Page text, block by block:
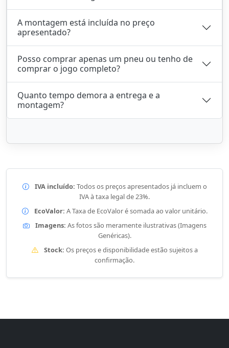
A montagem está incluída no preço
apresentado?
Posso comprar apenas um pneu ou tenho de
comprar o jogo completo?
Quanto tempo demora a entrega e a
montagem?
IVA incluído: Todos os preços apresentados já incluem o
IVA à taxa legal de 23%.
EcoValor: A Taxa de EcoValor é somada ao valor unitário.
Imagens: As fotos são meramente ilustrativas (Imagens
Genéricas).
Stock: Os preços e disponibilidade estão sujeitos a
confirmação.